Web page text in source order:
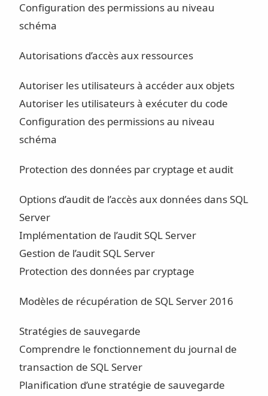
Configuration des permissions au niveau
schéma
Autorisations d’accès aux ressources
Autoriser les utilisateurs à accéder aux objets
Autoriser les utilisateurs à exécuter du code
Configuration des permissions au niveau
schéma
Protection des données par cryptage et audit
Options d’audit de l’accès aux données dans SQL
Server
Implémentation de l’audit SQL Server
Gestion de l’audit SQL Server
Protection des données par cryptage
Modèles de récupération de SQL Server 2016
Stratégies de sauvegarde
Comprendre le fonctionnement du journal de
transaction de SQL Server
Planification d’une stratégie de sauvegarde